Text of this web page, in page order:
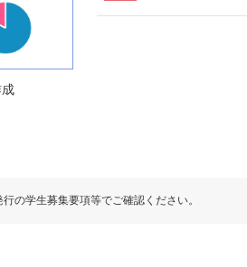
の学生募集要項等でご確認ください。